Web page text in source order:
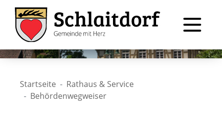
Startseite
Rathaus & Service
Behördenwegweiser